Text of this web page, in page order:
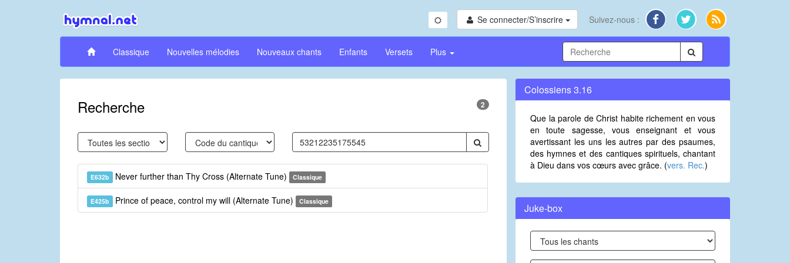
Se connecter/S’inscrire Suivez-nous :
Classique Nouvelles mélodies Nouveaux chants Enfants Versets Plus
Recherche 2
E632b Never further than Thy Cross (Alternate Tune) Classique
E425b Prince of peace, control my will (Alternate Tune) Classique
Colossiens 3.16
Que la parole de Christ habite richement en vous
en toute sagesse, vous enseignant et vous
avertissant les uns les autres par des psaumes,
des hymnes et des cantiques spirituels, chantant
à Dieu dans vos cœurs avec grâce. (vers. Rec.)
Juke-box